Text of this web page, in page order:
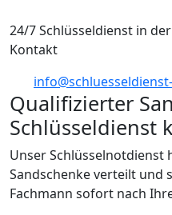
24/7 Schlüsseldienst in
Kontakt
Qualifizierter
Schlüsseldienst
Unser Schlüsselnotdienst
Sandschenke verteilt und
Fachmann sofort nach